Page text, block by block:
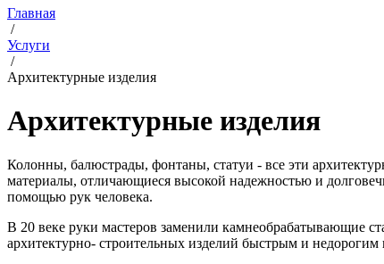
Главная
/
Услуги
/
Архитектурные изделия
Архитектурные изделия
Колонны, балюстрады, фонтаны, статуи - все эти
материалы, отличающиеся высокой надежностью и
помощью рук человека.
В 20 веке руки мастеров заменили камнеобрабатывающие
архитектурно- строительных изделий быстрым и недорогим